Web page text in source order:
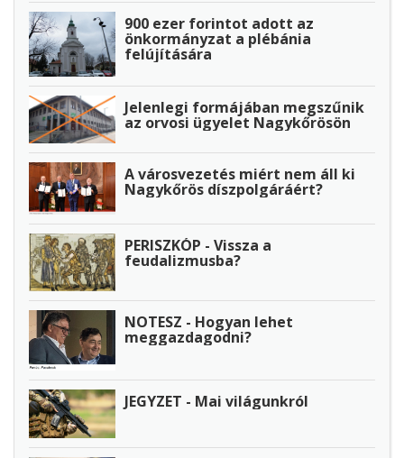
900 ezer forintot adott az
önkormányzat a plébánia
felújítására
Jelenlegi formájában megszűnik
az orvosi ügyelet Nagykőrösön
A városvezetés miért nem áll ki
Nagykőrös díszpolgáráért?
PERISZKÓP - Vissza a
feudalizmusba?
NOTESZ - Hogyan lehet
meggazdagodni?
JEGYZET - Mai világunkról